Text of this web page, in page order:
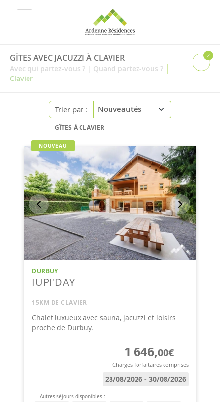
GÎTES AVEC JACUZZI À CLAVIER
Avec qui partez-vous ? | Quand partez-vous ? |
Clavier
2
Trier par :
GÎTES À CLAVIER